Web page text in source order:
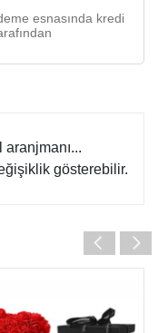
esnasında kredi
aranjmanı...
gösterebilir.